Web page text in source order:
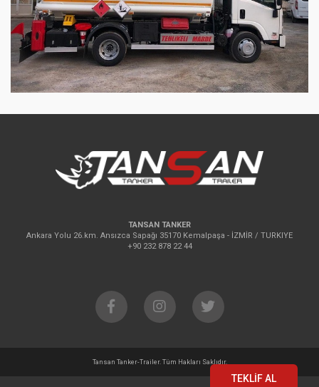
TANSAN TANKER
Ankara Yolu 26.km. Ansızca Sapağı 35170 Kemalpaşa - İZMİR / TURKIYE
+90 232 878 22 44
Tansan Tanker-Trailer. Tüm Hakları Saklıdır.
TEKLİF AL